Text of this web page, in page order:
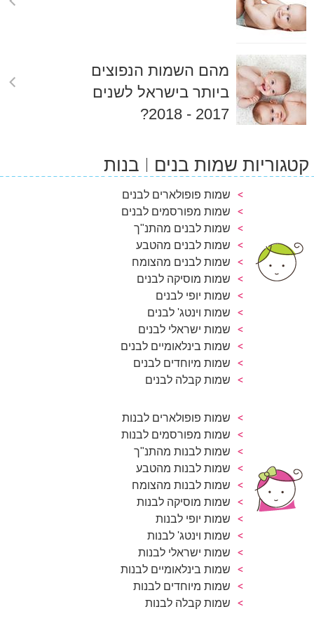
מהם השמות הנפוצים
ביותר בישראל לשנים
2017 - 2018?
קטגוריות שמות בנים בנות
שמות פופולארים לבנים
שמות מפורסמים לבנים
שמות לבנים מהתנ"ך
שמות לבנים מהטבע
שמות לבנים מהצומח
שמות מוסיקה לבנים
שמות יופי לבנים
שמות וינטג' לבנים
שמות ישראלי לבנים
שמות בינלאומיים לבנים
שמות מיוחדים לבנים
שמות קבלה לבנים
שמות פופולארים לבנות
שמות מפורסמים לבנות
שמות לבנות מהתנ"ך
שמות לבנות מהטבע
שמות לבנות מהצומח
שמות מוסיקה לבנות
שמות יופי לבנות
שמות וינטג' לבנות
שמות ישראלי לבנות
שמות בינלאומיים לבנות
שמות מיוחדים לבנות
שמות קבלה לבנות